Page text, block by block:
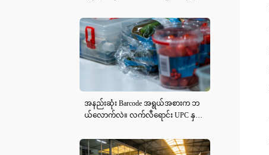
အနည်းဆုံး Barcode အရွယ်အစားက ဘ
ယ်လောက်လဲ။ လက်လီရောင်း UPC နှင့်